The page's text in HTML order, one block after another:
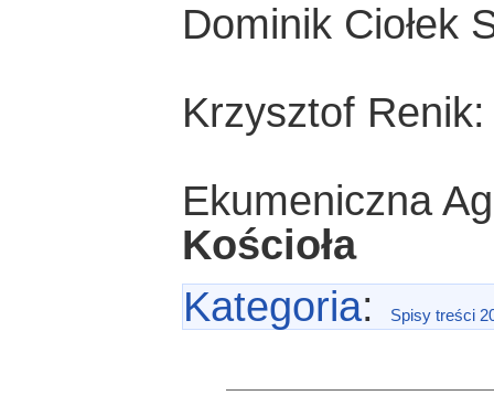
Dominik Ciołek
Krzysztof
Ekumeniczna
Kościoła
Kategoria: Spisy treści